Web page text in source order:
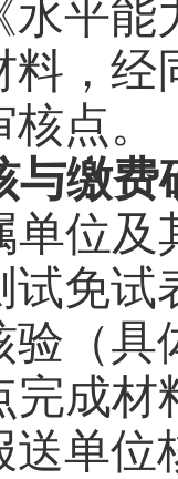
水平
料，经
核点。
与缴费
单位及
试免试
验（
完成材
送单位